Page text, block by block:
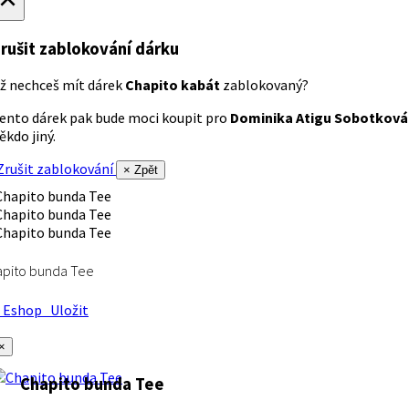
zablokování dárku
nechceš mít dárek Chapito kabát zablokovaný?
dárek pak bude moci koupit pro Dominika Atigu Sobotková
jiný.
zablokování
× Zpět
bunda Tee
Uložit
Chapito bunda Tee